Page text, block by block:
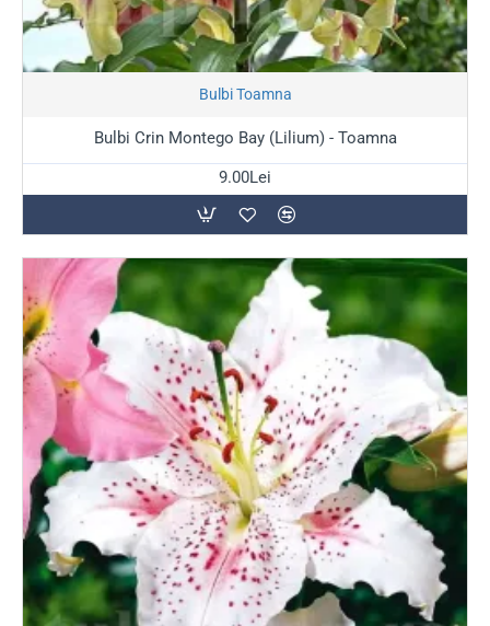
Bulbi Toamna
Bulbi Crin Montego Bay (Lilium) - Toamna
9.00Lei